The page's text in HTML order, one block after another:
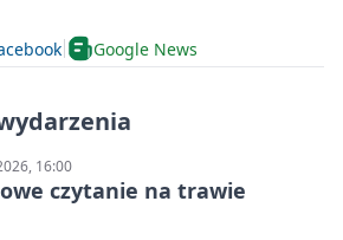
Google News
16:00
czytanie na trawie